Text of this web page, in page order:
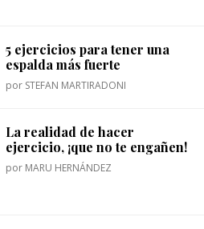
5 ejercicios para tener una
espalda más fuerte
por STEFAN MARTIRADONI
La realidad de hacer
ejercicio, ¡que no te engañen!
por MARU HERNÁNDEZ